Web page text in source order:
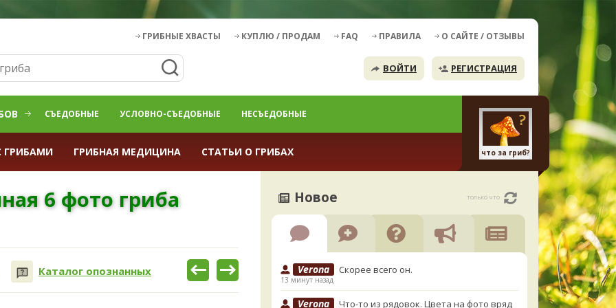
ГРИБНЫЕ ХВАСТЫ КУПЛЮ / ПРОДАМ FAQ ПРАВИЛА О САЙТЕ / ОТЗЫВЫ
ВОЙТИ РЕГИСТРАЦИЯ
СЪЕДОБНЫЕ УСЛОВНО-СЪЕДОБНЫЕ НЕСЪЕДОБНЫЕ
ГРИБАМИ ГРИБНАЯ МЕДИЦИНА СТАТЬИ О ГРИБАХ что за гриб?
6 фото гриба
Каталог опознанных
Новое только что
Verona Скорее всего он.
13 минут назад
Verona
Что-то из рядовок. Цвета на фото вряд